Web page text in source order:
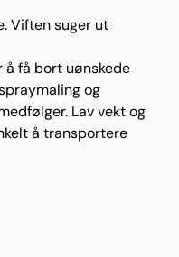
Viften suger ut
å få bort uønskede
og
Lav vekt og
å transportere